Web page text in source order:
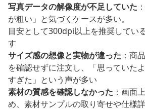
写真データの解像度が不足していた
が粗い」と気づくケースが多い。
目安として300dpi以上を推奨してい
す
サイズ感の想像と実物が違った ：商
を確認せずに注文し、「思っていた
すぎた」という声が多い
素材の質感を確認しなかった ：画面
め、素材サンプルの取り寄せや仕様